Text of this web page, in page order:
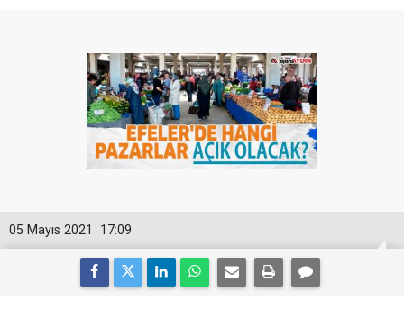
17:09
05 Mayıs 2021